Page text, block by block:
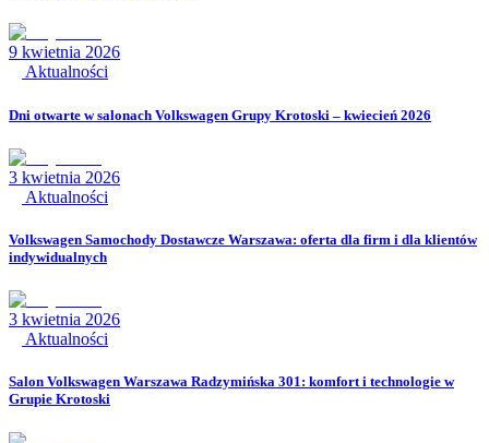
9 kwietnia 2026
Aktualności
Dni otwarte w salonach Volkswagen Grupy Krotoski – kwiecień 2026
3 kwietnia 2026
Aktualności
Volkswagen Samochody Dostawcze Warszawa: oferta dla firm i dla klientów
indywidualnych
3 kwietnia 2026
Aktualności
Salon Volkswagen Warszawa Radzymińska 301: komfort i technologie w
Grupie Krotoski